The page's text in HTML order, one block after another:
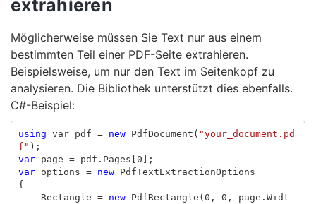
extrahieren
Möglicherweise müssen Sie Text nur aus einem
bestimmten Teil einer PDF-Seite extrahieren.
Beispielsweise, um nur den Text im Seitenkopf zu
analysieren. Die Bibliothek unterstützt dies ebenfalls.
C#-Beispiel:
using var pdf = new PdfDocument ( "your_document.pd
f" );
var
page = pdf . Pages 0 ];
var
options = new
PdfTextExtractionOptions
{
Rectangle = new PdfRectangle ( 0 , 0 , page . Widt